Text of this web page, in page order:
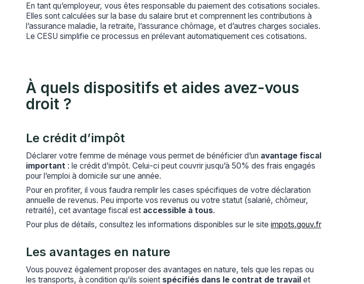
En tant qu’employeur, vous êtes responsable du paiement des cotisations sociales.
Elles sont calculées sur la base du salaire brut et comprennent les contributions à
l’assurance maladie, la retraite, l’assurance chômage, et d’autres charges sociales.
Le CESU simplifie ce processus en prélevant automatiquement ces cotisations.
À quels dispositifs et aides avez-vous
droit ?
Le crédit d’impôt
Déclarer votre femme de ménage vous permet de bénéficier d’un avantage fiscal
important : le crédit d’impôt. Celui-ci peut couvrir jusqu’à 50% des frais engagés
pour l’emploi à domicile sur une année.
Pour en profiter, il vous faudra remplir les cases spécifiques de votre déclaration
annuelle de revenus. Peu importe vos revenus ou votre statut (salarié, chômeur,
retraité), cet avantage fiscal est accessible à tous.
Pour plus de détails, consultez les informations disponibles sur le site impots.gouv.fr
Les avantages en nature
Vous pouvez également proposer des avantages en nature, tels que les repas ou
les transports, à condition qu’ils soient spécifiés dans le contrat de travail et